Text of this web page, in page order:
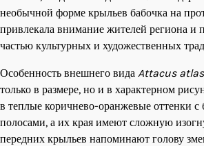
необычной форме крыльев бабочка на
привлекала внимание жителей региона и
частью культурных и художественных
Особенность внешнего вида Attacus atlas
только в размере, но и в характерном
в теплые коричнево-оранжевые оттенки
полосами, а их края имеют сложную
передних крыльев напоминают голову